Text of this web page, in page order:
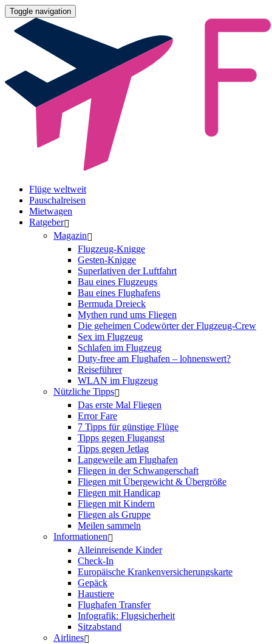
Toggle navigation
Flüge weltweit
Pauschalreisen
Mietwagen
Ratgeber
Magazin
Flugzeug-Knigge
Gesten-Knigge
Superlativen der Luftfahrt
Bau eines Flugzeugs
Bau eines Flughafens
Bermuda Dreieck
Mythen rund ums Fliegen
Die geheimen Codewörter der Flugzeug-Crew
Sex im Flugzeug
Schlafen im Flugzeug
Duty-free am Flughafen – lohnenswert?
Reiseführer
WLAN im Flugzeug
Nützliche Tipps
Das erste Mal Fliegen
Error Fare
7 Tipps für günstige Flüge
Tipps gegen Flugangst
Tipps gegen Jetlag
Langeweile am Flughafen
Fliegen in der Schwangerschaft
Fliegen mit Übergewicht & Übergröße
Fliegen mit Handicap
Fliegen mit Kindern
Fliegen als Gruppe
Meilen sammeln
Informationen
Alleinreisende Kinder
Check-In
Europäische Krankenversicherungskarte
Gepäck
Haustiere
Flughafen Transfer
Infografik: Flugsicherheit
Sitzabstand
Airlines